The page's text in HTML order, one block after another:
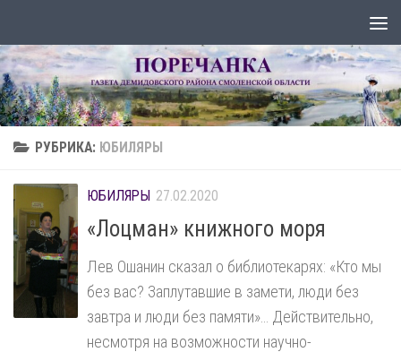
РУБРИКА: ЮБИЛЯРЫ
ЮБИЛЯРЫ 27.02.2020
«Лоцман» книжного моря
Лев Ошанин сказал о библиотекарях: «Кто мы
без вас? Заплутавшие в замети, люди без
завтра и люди без памяти»… Действительно,
несмотря на возможности научно-